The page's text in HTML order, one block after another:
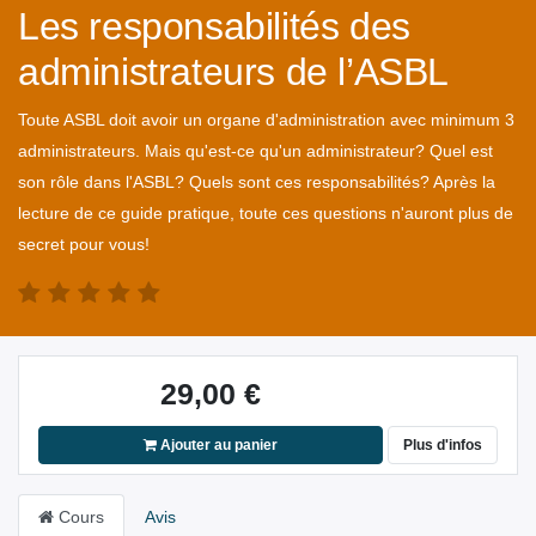
Les responsabilités des
administrateurs de l’ASBL
Toute ASBL doit avoir un organe d'administration avec minimum 3
administrateurs. Mais qu'est-ce qu'un administrateur? Quel est
son rôle dans l'ASBL? Quels sont ces responsabilités? Après la
lecture de ce guide pratique, toute ces questions n'auront plus de
secret pour vous!
29,00 €
Ajouter au panier Plus d'infos
Cours Avis